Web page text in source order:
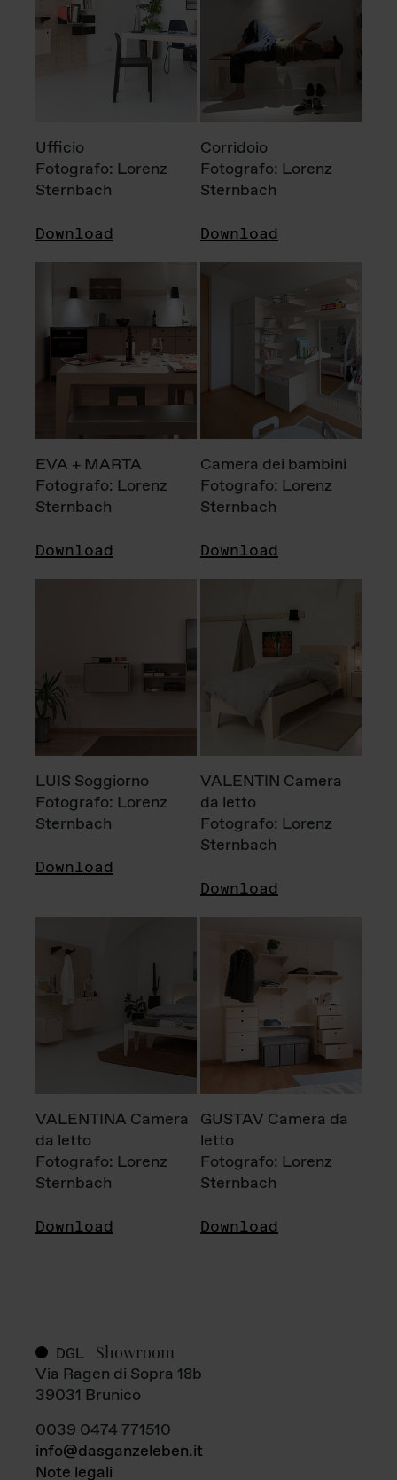
Ufficio
Fotografo: Lorenz
Sternbach
Download
Corridoio
Fotografo: Lorenz
Sternbach
Download
EVA + MARTA
Fotografo: Lorenz
Sternbach
Download
Camera dei bambini
Fotografo: Lorenz
Sternbach
Download
LUIS Soggiorno
Fotografo: Lorenz
Sternbach
Download
VALENTIN Camera
da letto
Fotografo: Lorenz
Sternbach
Download
VALENTINA Camera
da letto
Fotografo: Lorenz
Sternbach
Download
GUSTAV Camera da
letto
Fotografo: Lorenz
Sternbach
Download
DGL Showroom
Via Ragen di Sopra 18b
39031 Brunico
0039 0474 771510
info@dasganzeleben.it
Note legali